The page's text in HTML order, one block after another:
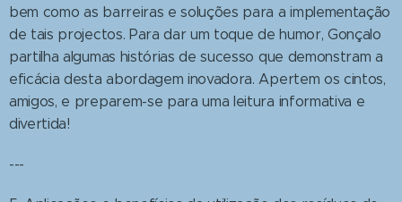
bem como as barreiras e soluções para a implementação
de tais projectos. Para dar um toque de humor, Gonçalo
partilha algumas histórias de sucesso que demonstram a
eficácia desta abordagem inovadora. Apertem os cintos,
amigos, e preparem-se para uma leitura informativa e
divertida!
---